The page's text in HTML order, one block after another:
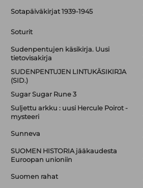
Sotapäiväkirjat 1939-1945
Soturit
Sudenpentujen käsikirja. Uusi
tietovisakirja
SUDENPENTUJEN LINTUKÄSIKIRJA
(SID.)
Sugar Sugar Rune 3
Suljettu arkku : uusi Hercule Poirot -
mysteeri
Sunneva
SUOMEN HISTORIA jääkaudesta
Euroopan unioniin
Suomen rahat